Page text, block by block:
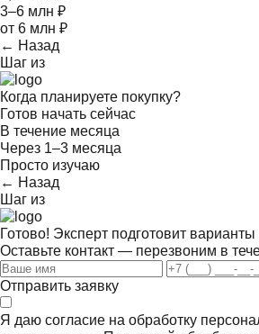
3–6 млн ₽
от 6 млн ₽
← Назад
Шаг из
Когда планируете покупку?
Готов начать сейчас
В течение месяца
Через 1–3 месяца
Просто изучаю
← Назад
Шаг из
Готово! Эксперт подготовит
Оставьте контакт — перезвоним в
Отправить заявку
Я даю согласие на обработку